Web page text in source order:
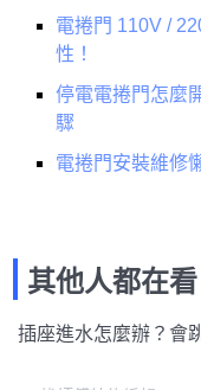
電捲門 110V /
性！
停電電捲門怎麼
驟
電捲門安裝維修
其他人都在看
插座進水怎麼辦？會